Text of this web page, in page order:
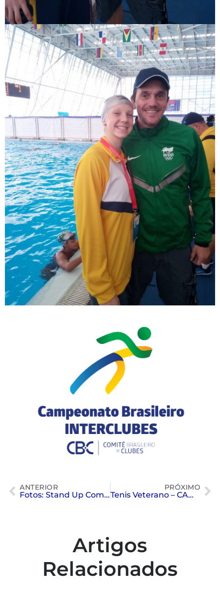
ANTERIOR
Fotos: Stand Up Comedy com Rudy Landucci
PRÓXIMO
Tenis Veterano – CAMPEÕES – Interclubes de Tênis – categoria DM – 19A
Artigos
Relacionados